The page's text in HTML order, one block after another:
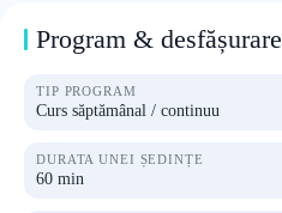
Program & desfășurare
TIP PROGRAM
Curs săptămânal / continuu
DURATA UNEI ȘEDINȚE
60 min